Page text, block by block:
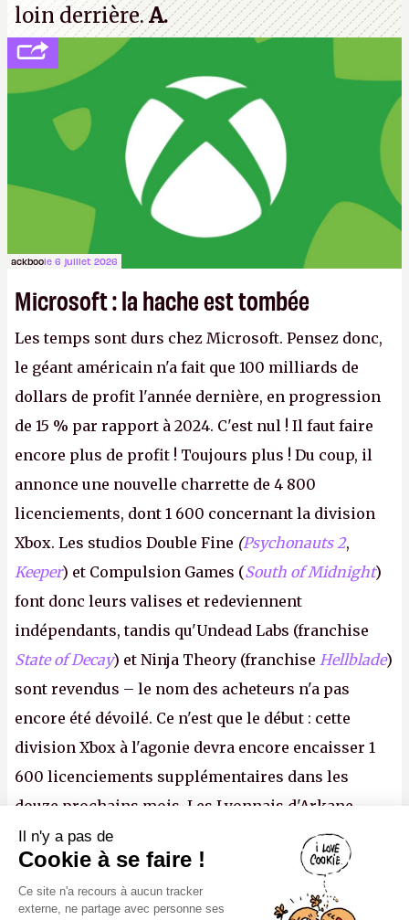
loin derrière.A.
ackboole 6 juillet 2026
Microsoft : la hache est tombée
Les temps sont durs chez Microsoft. Pensez donc,
le géant américain n'a fait que 100 milliards de
dollars de profit l'année dernière, en progression
de 15 % par rapport à 2024. C'est nul ! Il faut faire
encore plus de profit ! Toujours plus ! Du coup, il
annonce une nouvelle charrette de 4 800
licenciements, dont 1 600 concernant la division
Xbox. Les studios Double Fine (Psychonauts 2,
Keeper) et Compulsion Games (South of Midnight)
font donc leurs valises et redeviennent
indépendants, tandis qu'Undead Labs (franchise
State of Decay) et Ninja Theory (franchise Hellblade)
sont revendus – le nom des acheteurs n'a pas
encore été dévoilé. Ce n'est que le début : cette
division Xbox à l'agonie devra encore encaisser 1
600 licenciements supplémentaires dans les
douze prochains mois. Les Lyonnais d'Arkane
(Dishonored, Deathloop
) pourraient faire partie des
prochaines victimes, puisque Microsoft a confirmé
vouloir se séparer du studio.
Canard PC
Kiosque numérique
Boutique
Il n'y a pas de
Cookie à se faire !
Ce site n'a recours à aucun tracker
externe, ne partage avec personne ses